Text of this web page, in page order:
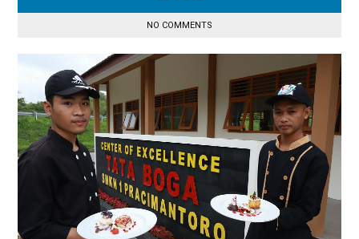
NO COMMENTS